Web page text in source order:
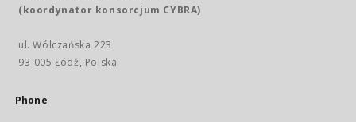
(koordynator konsorcjum CYBRA)
ul. Wólczańska 223
93-005 Łódź, Polska
Phone